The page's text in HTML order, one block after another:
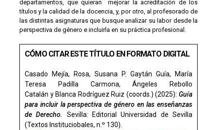
departamentos, que quieran mejorar la acreditación de los
títulos y la calidad de la docencia, y, por otro, al profesorado de
las distintas asignaturas que busque analizar su labor desde la
perspectiva de género e incluirla en su práctica profesional.
CÓMO CITAR ESTE TÍTULO EN FORMATO DIGITAL
Casado Mejía, Rosa, Susana P. Gaytán Guía, María
Teresa Padilla Carmona, Ángeles Rebollo
Catalán y Blanca Rodríguez Ruiz (coords.) (2025): Guía
para incluir la perspectiva de género en las enseñanzas
de Derecho. Sevilla: Editorial Universidad de Sevilla
(Textos Instituciobales, n.º 130).